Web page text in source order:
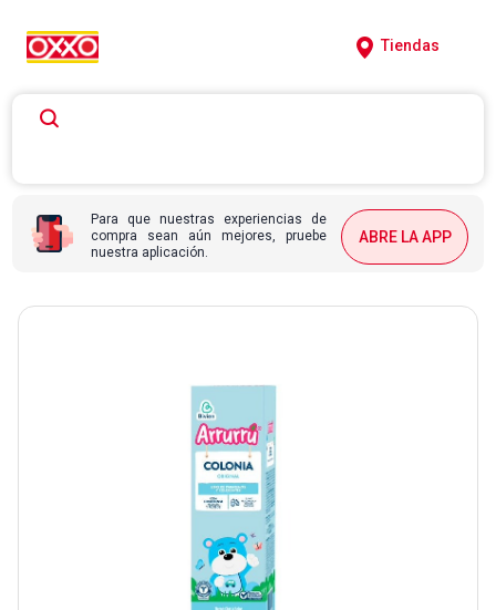
Tiendas
Para que nuestras experiencias de
compra sean aún mejores, pruebe
nuestra aplicación.
ABRE LA APP